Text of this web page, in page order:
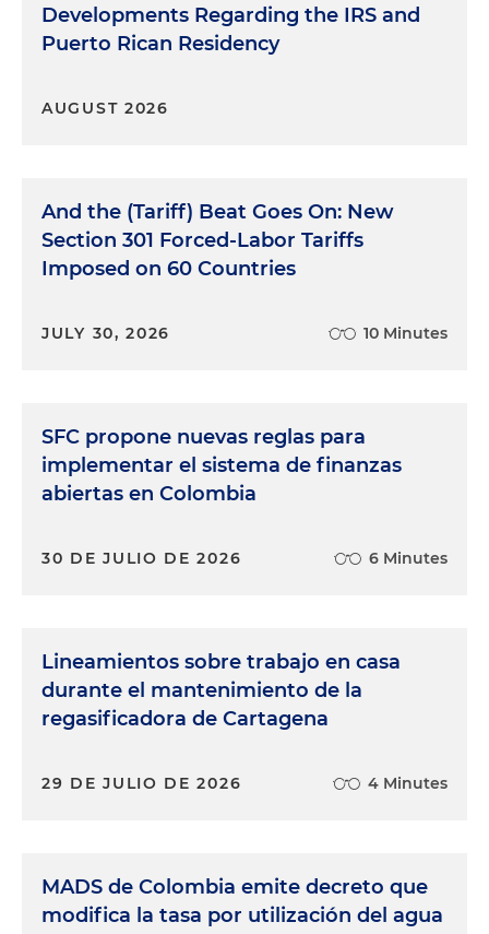
Developments Regarding the IRS and
Puerto Rican Residency
AUGUST 2026
And the (Tariff) Beat Goes On: New
Section 301 Forced-Labor Tariffs
Imposed on 60 Countries
JULY 30, 2026 10 Minutes
SFC propone nuevas reglas para
implementar el sistema de finanzas
abiertas en Colombia
30 DE JULIO DE 2026 6 Minutes
Lineamientos sobre trabajo en casa
durante el mantenimiento de la
regasificadora de Cartagena
29 DE JULIO DE 2026 4 Minutes
MADS de Colombia emite decreto que
modifica la tasa por utilización del agua